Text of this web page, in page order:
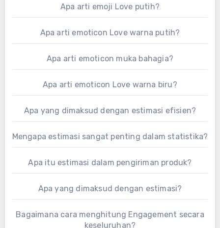
Apa arti emoji Love putih?
Apa arti emoticon Love warna putih?
Apa arti emoticon muka bahagia?
Apa arti emoticon Love warna biru?
Apa yang dimaksud dengan estimasi efisien?
Mengapa estimasi sangat penting dalam statistika?
Apa itu estimasi dalam pengiriman produk?
Apa yang dimaksud dengan estimasi?
Bagaimana cara menghitung Engagement secara
keseluruhan?